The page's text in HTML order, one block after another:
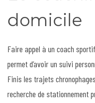
domicile
Faire appel à un coach
permet d’avoir un suivi
Finis les trajets
recherche de stationnement